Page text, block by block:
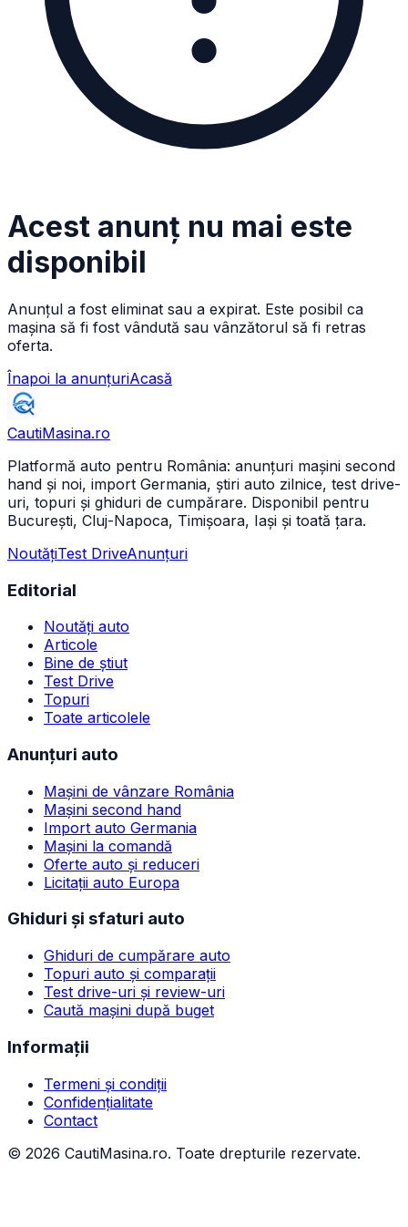
Acest anunț nu mai este
disponibil
Anunțul a fost eliminat sau a expirat. Este posibil ca
mașina să fi fost vândută sau vânzătorul să fi retras
oferta.
Înapoi la anunțuriAcasă
CautiMasina.ro
Platformă auto pentru România: anunțuri mașini second
hand și noi, import Germania, știri auto zilnice, test drive-
uri, topuri și ghiduri de cumpărare. Disponibil pentru
București, Cluj-Napoca, Timișoara, Iași și toată țara.
NoutățiTest DriveAnunțuri
Editorial
Noutăți auto
Articole
Bine de știut
Test Drive
Topuri
Toate articolele
Anunțuri auto
Mașini de vânzare România
Mașini second hand
Import auto Germania
Mașini la comandă
Oferte auto și reduceri
Licitații auto Europa
Ghiduri și sfaturi auto
Ghiduri de cumpărare auto
Topuri auto și comparații
Test drive-uri și review-uri
Caută mașini după buget
Informații
Termeni și condiții
Confidențialitate
Contact
© 2026 CautiMasina.ro. Toate drepturile rezervate.